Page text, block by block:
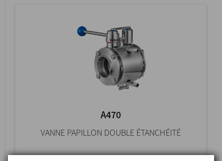
A470
VANNE PAPILLON DOUBLE ÉTANCHÉITÉ